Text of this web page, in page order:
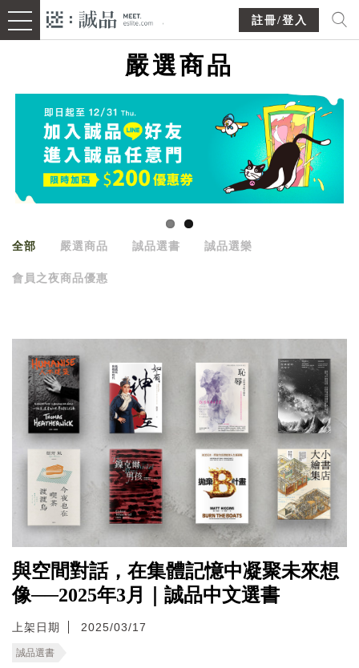
註冊/登入
嚴選商品
全部 嚴選商品 誠品選書 誠品選樂
會員之夜商品優惠
與空間對話，在集體記憶中凝聚未來想
像──2025年3月｜誠品中文選書
上架日期 2025/03/17
誠品選書